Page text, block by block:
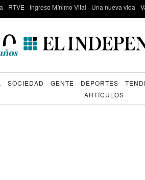
RTVE Ingreso Mínimo Vital Una nueva vida
SOCIEDAD GENTE DEPORTES
ARTÍCULOS